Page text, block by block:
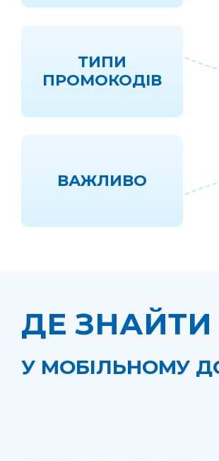
ТИПИ
ПРОМОКОДІВ
ВАЖЛИВО
ДЕ
У МОБІЛЬНОМУ